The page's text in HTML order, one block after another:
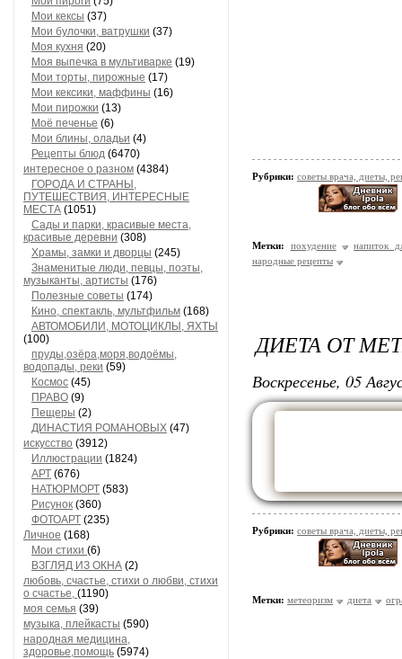
Мои кексы (37)
Мои булочки, ватрушки (37)
Моя кухня (20)
Моя выпечка в мультиварке (19)
Мои торты, пирожные (17)
Мои кексики, маффины (16)
Мои пирожки (13)
Моё печенье (6)
Мои блины, оладьи (4)
Рецепты блюд (6470)
интересное о разном (4384)
ГОРОДА И СТРАНЫ,
ПУТЕШЕСТВИЯ, ИНТЕРЕСНЫЕ
МЕСТА (1051)
Сады и парки, красивые места,
красивые деревни (308)
Храмы, замки и дворцы (245)
Знаменитые люди, певцы, поэты,
музыканты, артисты (176)
Полезные советы (174)
Кино, спектакль, мультфильм (168)
АВТОМОБИЛИ, МОТОЦИКЛЫ, ЯХТЫ
(100)
пруды,озёра,моря,водоёмы,
водопады, реки (59)
Космос (45)
ПРАВО (9)
Пещеры (2)
ДИНАСТИЯ РОМАНОВЫХ (47)
искусство (3912)
Иллюстрации (1824)
АРТ (676)
НАТЮРМОРТ (583)
Рисунок (360)
ФОТОАРТ (235)
Личное (168)
Мои стихи (6)
ВЗГЛЯД ИЗ ОКНА (2)
любовь, счастье, стихи о любви, стихи
о счастье, (1190)
моя семья (39)
музыка, плейкасты (590)
народная медицина,
здоровье,помощь (5974)
Рубрики: советы врача, диеты,
Метки: похудение
напиток
народные рецепты
ДИЕТА ОТ
Воскресенье, 05
Рубрики: советы врача, диеты,
Метки: метеоризм диета